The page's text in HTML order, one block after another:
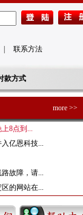
联系方法
款方式
more >>
8点到...
亿恩科技...
故障，请...
的网站在...